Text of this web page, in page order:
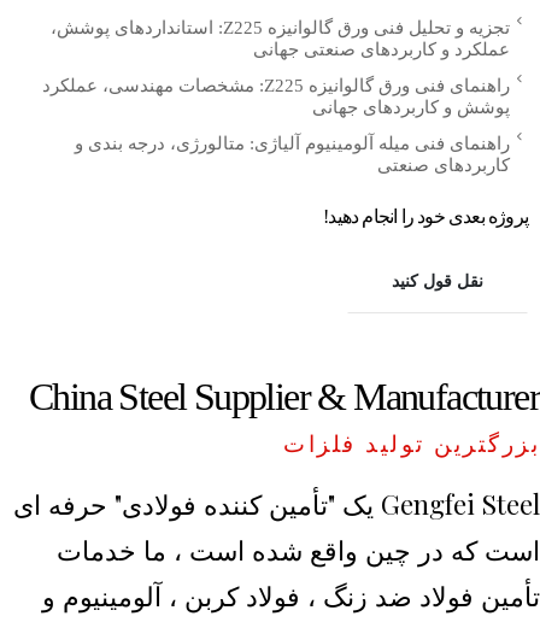
تجزیه و تحلیل فنی ورق گالوانیزه Z225: استانداردهای پوشش،
عملکرد و کاربردهای صنعتی جهانی
راهنمای فنی ورق گالوانیزه Z225: مشخصات مهندسی، عملکرد
پوشش و کاربردهای جهانی
راهنمای فنی میله آلومینیوم آلیاژی: متالورژی، درجه بندی و
کاربردهای صنعتی
پروژه بعدی خود را انجام دهید!
نقل قول کنید
China Steel Supplier & Manufacturer
بزرگترین تولید فلزات
Gengfei Steel یک "تأمین کننده فولادی" حرفه ای
است که در چین واقع شده است ، ما خدمات
تأمین فولاد ضد زنگ ، فولاد کربن ، آلومینیوم و